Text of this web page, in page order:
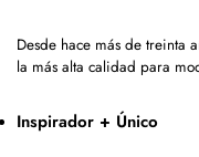
Desde hace más de treinta
la más alta calidad para
Inspirador + Único